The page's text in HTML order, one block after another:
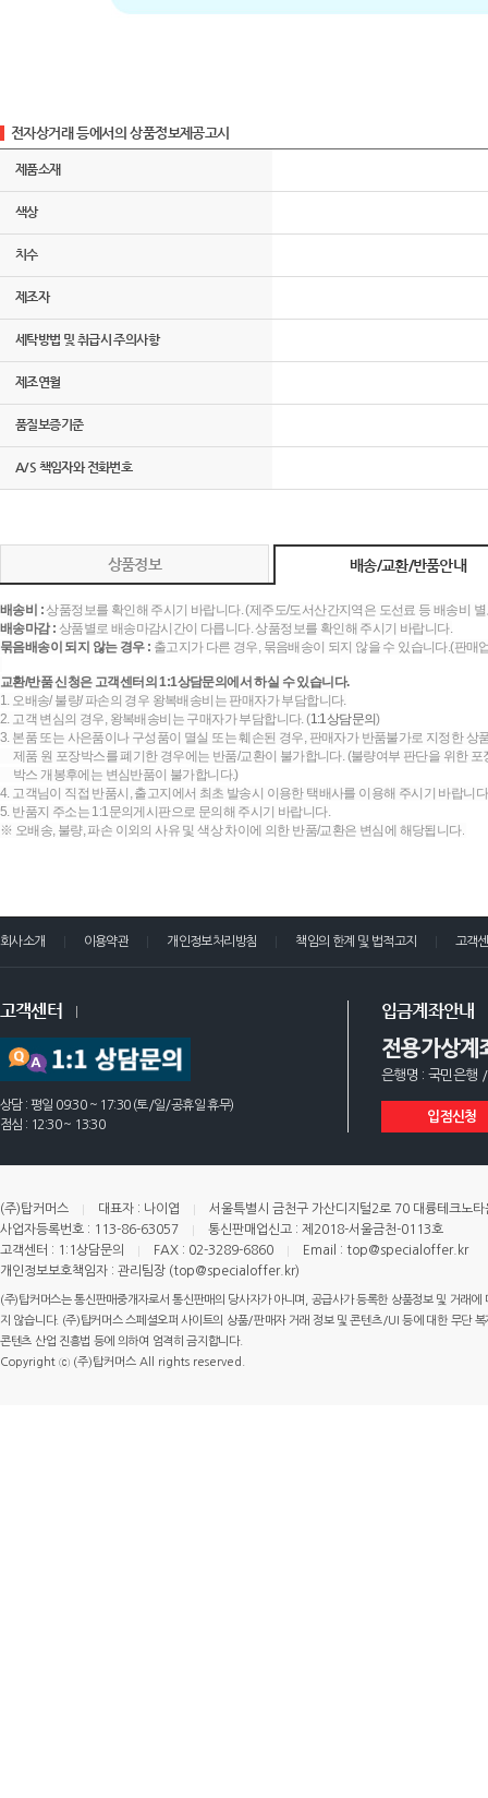
전자상거래 등에서의 상품정보제공고시
제품소재
색상
치수
제조자
세탁방법 및 취급시 주의사항
제조연월
품질보증기준
A/S 책임자와 전화번호
상품정보 배송/교환/반품안내
배송비 :상품정보를 확인해 주시기 바랍니다. (제주도/도서산간지역은 도선료 등 배송비
배송마감 : 상품별로 배송마감시간이 다릅니다. 상품정보를 확인해 주시기 바랍니다.
묶음배송이 되지 않는 경우 : 출고지가 다른 경우, 묶음배송이 되지 않을 수 있습니다.(판
교환/반품 신청은 고객센터의 1:1상담문의에서 하실 수 있습니다.
1. 오배송/ 불량/ 파손의 경우 왕복배송비는 판매자가 부담합니다.
2. 고객 변심의 경우, 왕복배송비는 구매자가 부담합니다. (1:1상담문의)
3. 본품 또는 사은품이나 구성품이 멸실 또는 훼손된 경우, 판매자가 반품불가로 지정한 상
제품 원 포장박스를 폐기한 경우에는 반품/교환이 불가합니다. (불량여부 판단을 위한
박스 개봉후에는 변심반품이 불가합니다.)
4. 고객님이 직접 반품시, 출고지에서 최초 발송시 이용한 택배사를 이용해 주시기 바랍니
5. 반품지 주소는 1:1문의게시판으로 문의해 주시기 바랍니다.
※ 오배송, 불량, 파손 이외의 사유 및 색상 차이에 의한 반품/교환은 변심에 해당됩니다.
회사소개 이용약관 개인정보처리방침 책임의 한계 및 법적고지 고객
고객센터
상담 : 평일 09:30 ~ 17:30 (토/일/공휴일 휴무)
점심 : 12:30 ~ 13:30
입금계좌안내
전용가상계
은행명 : 국민은행
입점신청
(주)탑커머스 대표자 : 나이엽
서울특별시 금천구 가산디지털2로 70 대륭테크노
사업자등록번호 : 113-86-63057
통신판매업신고 : 제2018-서울금천-0113호
고객센터 : 1:1상담문의
FAX : 02-3289-6860
Email : top@specialoffer.kr
개인정보보호책임자 : 관리팀장 (top@specialoffer.kr)
(주)탑커머스는 통신판매중개자로서 통신판매의 당사자가 아니며, 공급사가 등록한 상품정보 및 거래
지 않습니다. (주)탑커머스 스페셜오퍼 사이트의 상품/판매자 거래 정보 및 콘텐츠/UI 등에 대한 무단
콘텐츠 산업 진흥법 등에 의하여 엄격히 금지합니다.
Copyright ⓒ (주)탑커머스 All rights reserved.